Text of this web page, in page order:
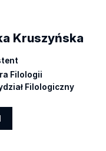
Kruszyńska
Filologii
Filologiczny